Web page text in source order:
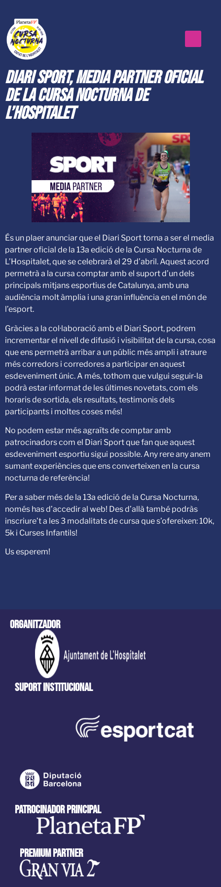
Diari Sport, media partner oficial
de la Cursa Nocturna de
L’Hospitalet
És un plaer anunciar que el Diari Sport torna a ser el media
partner oficial de la 13a edició de la Cursa Nocturna de
L’Hospitalet, que se celebrarà el 29 d’abril. Aquest acord
permetrà a la cursa comptar amb el suport d’un dels
principals mitjans esportius de Catalunya, amb una
audiència molt àmplia i una gran influència en el món de
l’esport.
Gràcies a la col·laboració amb el Diari Sport, podrem
incrementar el nivell de difusió i visibilitat de la cursa, cosa
que ens permetrà arribar a un públic més ampli i atraure
més corredors i corredores a participar en aquest
esdeveniment únic. A més, tothom que vulgui seguir-la
podrà estar informat de les últimes novetats, com els
horaris de sortida, els resultats, testimonis dels
participants i moltes coses més!
No podem estar més agraïts de comptar amb
patrocinadors com el Diari Sport que fan que aquest
esdeveniment esportiu sigui possible. Any rere any anem
sumant experiències que ens converteixen en la cursa
nocturna de referència!
Per a saber més de la 13a edició de la Cursa Nocturna,
només has d’accedir al web! Des d’allà també podràs
inscriure’t a les 3 modalitats de cursa que s’ofereixen: 10k,
5k i Curses Infantils!
Us esperem!
Organitzador
Suport Institucional
patrocinador principal
Premium partner